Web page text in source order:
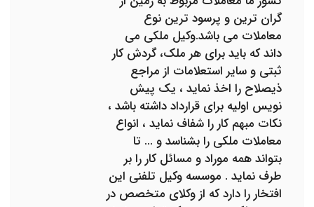
گران ترین و پرسود ترین نوع
معاملات می باشد.وکیل ملکی می
داند که باید برای هر ملک، گردش کار
ثبتی و سایر استعلامات از مراجع
ذیصلاح را اخذ نماید ، یک پیش
نویس اولیه برای قرارداد داشته باشد ،
نکات مبهم کار را شفاف نماید ، انواع
معاملات ملکی را بشناسد و ... تا
بتواند همه موراد و مسائل کار را بر
طرف نماید . موسسه وکیل تلفنی این
افتخار را دارد که از وکلای متخصص در